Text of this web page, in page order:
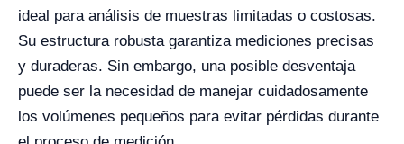
ideal para análisis de muestras limitadas o costosas.
Su estructura robusta garantiza mediciones precisas
y duraderas. Sin embargo, una posible desventaja
puede ser la necesidad de manejar cuidadosamente
los volúmenes pequeños para evitar pérdidas durante